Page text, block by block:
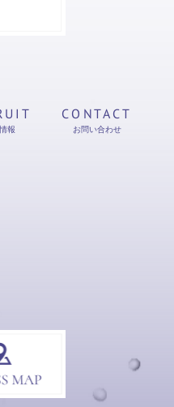
報
CONTACT
お問い合わせ